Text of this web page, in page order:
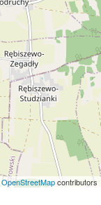
OpenStreetMapcontributors